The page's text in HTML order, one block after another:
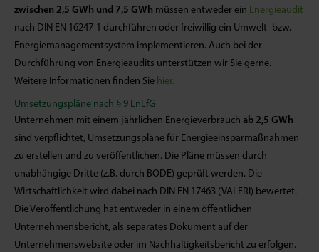
zwischen 2,5 GWh und 7,5 GWh müssen entweder ein Energieaudit
nach DIN EN 16247-1 durchführen oder freiwillig ein Umwelt- bzw.
Energiemanagementsystem implementieren. Auch bei der
Durchführung von Energieaudits unterstützen wir Sie gerne.
Weitere Informationen finden Sie hier.
Umsetzungspläne nach § 9 EnEfG
Unternehmen mit einem jährlichen Energieverbrauch ab 2,5 GWh
sind verpflichtet, Umsetzungspläne für Energieeinsparmaßnahmen
zu erstellen und zu veröffentlichen. Die Pläne müssen durch
unabhängige Dritte (z.B. durch BODE) geprüft werden. Die
Wirtschaftlichkeit wird dabei nach DIN EN 17463 (VALERI) bewertet.
Die Veröffentlichung hat entweder in einem öffentlichen
Unternehmensbericht, als separates Dokument auf der
Unternehmenswebsite oder im Nachhaltigkeitsbericht zu erfolgen.